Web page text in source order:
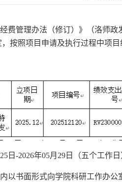
费管理办法（修订）》（洛师政
，按照项目申请及执行过程中
日-2026年05月29日（五个工作
以书面形式向学院科研工作办公